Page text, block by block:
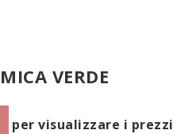
VERDE
per visualizzare i prezzi